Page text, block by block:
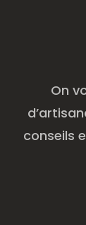
On
conseils